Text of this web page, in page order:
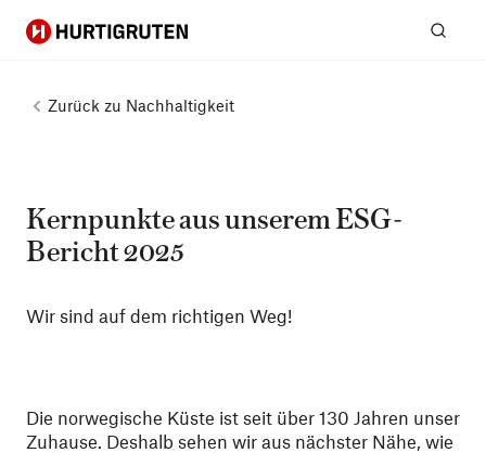
Hurtigruten
Zurück zu Nachhaltigkeit
Kernpunkte aus unserem ESG-
Bericht 2025
Wir sind auf dem richtigen Weg!
Die norwegische Küste ist seit über 130 Jahren unser
Zuhause. Deshalb sehen wir aus nächster Nähe, wie